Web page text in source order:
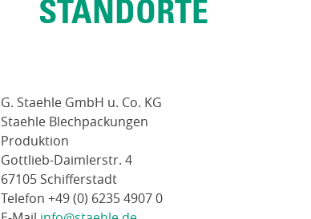
STANDORTE
G. Staehle GmbH u. Co. KG
Staehle Blechpackungen
Produktion
Gottlieb-Daimlerstr. 4
67105 Schifferstadt
Telefon +49 (0) 6235 4907 0